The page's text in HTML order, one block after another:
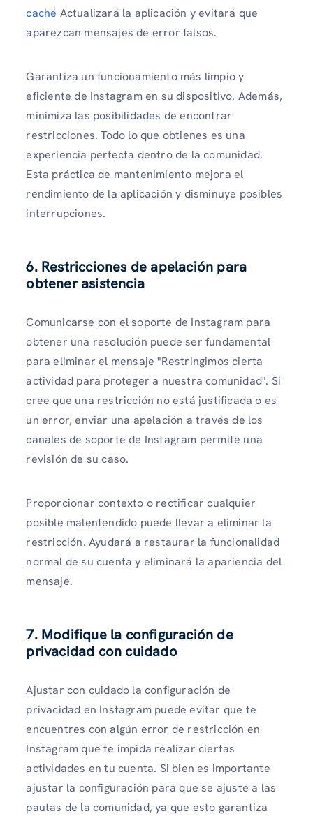
caché Actualizará la aplicación y evitará que
aparezcan mensajes de error falsos.
Garantiza un funcionamiento más limpio y
eficiente de Instagram en su dispositivo. Además,
minimiza las posibilidades de encontrar
restricciones. Todo lo que obtienes es una
experiencia perfecta dentro de la comunidad.
Esta práctica de mantenimiento mejora el
rendimiento de la aplicación y disminuye posibles
interrupciones.
6. Restricciones de apelación para
obtener asistencia
Comunicarse con el soporte de Instagram para
obtener una resolución puede ser fundamental
para eliminar el mensaje "Restringimos cierta
actividad para proteger a nuestra comunidad". Si
cree que una restricción no está justificada o es
un error, enviar una apelación a través de los
canales de soporte de Instagram permite una
revisión de su caso.
Proporcionar contexto o rectificar cualquier
posible malentendido puede llevar a eliminar la
restricción. Ayudará a restaurar la funcionalidad
normal de su cuenta y eliminará la apariencia del
mensaje.
7. Modifique la configuración de
privacidad con cuidado
Ajustar con cuidado la configuración de
privacidad en Instagram puede evitar que te
encuentres con algún error de restricción en
Instagram que te impida realizar ciertas
actividades en tu cuenta. Si bien es importante
ajustar la configuración para que se ajuste a las
pautas de la comunidad, ya que esto garantiza